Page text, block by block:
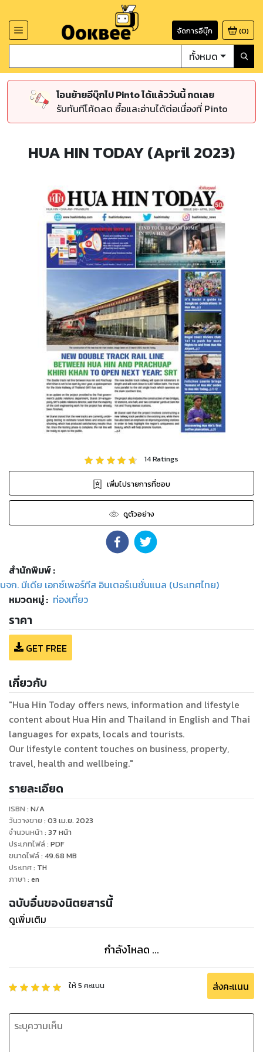
จัดการอีบุ๊ก (0)
ทั้งหมด
โอนย้ายอีบุ๊กไป Pinto ได้แล้ววันนี้ กดเลย
รับทันทีโค้ดลด ซื้อและอ่านได้ต่อเนื่องที่ Pinto
HUA HIN TODAY (April 2023)
14Ratings
เพิ่มไปรายการที่ชอบ
ดูตัวอย่าง
สำนักพิมพ์:
บจก. มีเดีย เอกซ์เพอร์ทีส อินเตอร์เนชั่นแนล (ประเทศไทย)
หมวดหมู่: ท่องเที่ยว
ราคา
GET FREE
เกี่ยวกับ
"Hua Hin Today offers news, information and lifestyle
content about Hua Hin and Thailand in English and Thai
languages for expats, locals and tourists.
Our lifestyle content touches on business, property,
travel, health and wellbeing."
รายละเอียด
ISBN : N/A
วันวางขาย : 03 เม.ย. 2023
จำนวนหน้า : 37 หน้า
ประเภทไฟล์: PDF
ขนาดไฟล์: 49.68 MB
ประเทศ: TH
ภาษา : en
ฉบับอื่นของนิตยสารนี้
ดูเพิ่มเติม
กำลังโหลด ...
ให้5 คะแนน ส่งคะแนน